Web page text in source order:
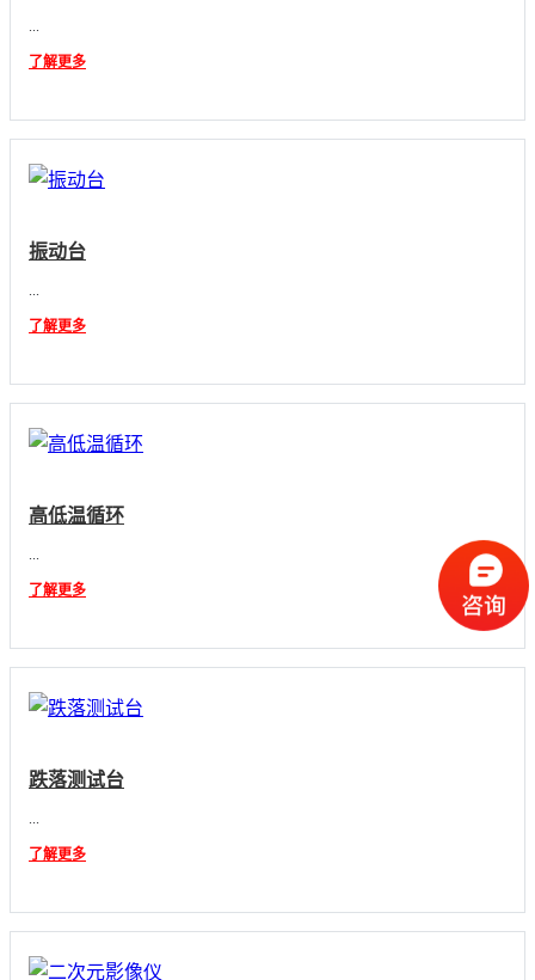
...
了解更多
振动台
...
了解更多
高低温循环
...
了解更多
跌落测试台
...
了解更多